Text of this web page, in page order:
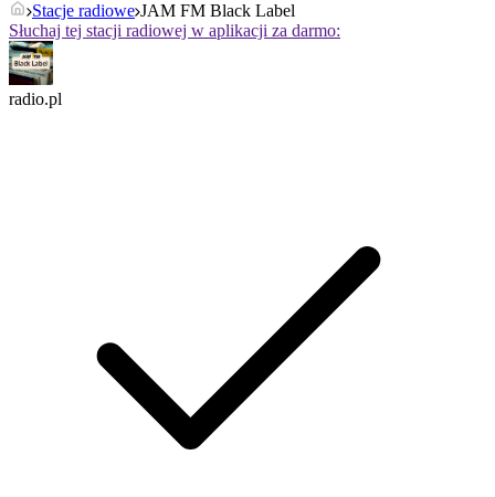
Stacje radiowe JAM FM Black Label
Słuchaj tej stacji radiowej w aplikacji za darmo:
radio.pl